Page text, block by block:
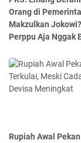
Orang di
Makzulkan
Perppu Aja Nggak
Rupiah Awal